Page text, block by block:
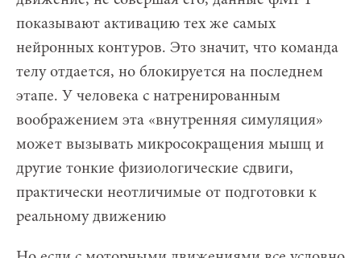
показывают активацию тех же самых
нейронных контуров. Это значит, что команда
телу отдается, но блокируется на последнем
этапе. У человека с натренированным
воображением эта «внутренняя симуляция»
может вызывать микросокращения мышц и
другие тонкие физиологические сдвиги,
практически неотличимые от подготовки к
реальному движению